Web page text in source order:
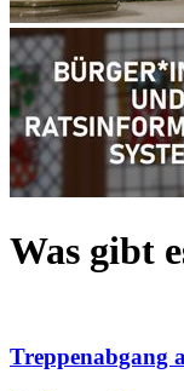
Was gibt
Treppenabgang